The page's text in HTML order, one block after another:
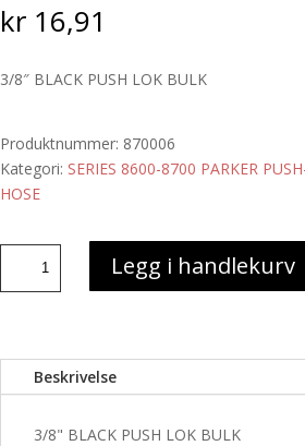
kr 16,91
3/8″ BLACK PUSH LOK BULK
Produktnummer: 870006
Kategori: SERIES 8600-8700 PARKER
HOSE
3/8"
BLACK
antall
Legg i handlekurv
Beskrivelse
3/8" BLACK PUSH LOK BULK